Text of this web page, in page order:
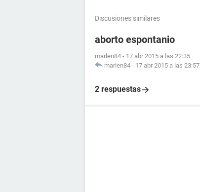
Discusiones similares
aborto espontanio
marlen84 - 17 abr 2015 a las 22:35
marlen84 - 17 abr 2015 a las 23:57
2 respuestas